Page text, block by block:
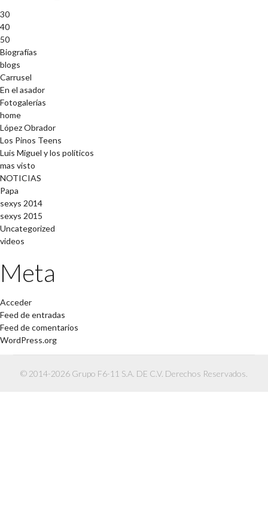
30
40
50
Biografías
blogs
Carrusel
En el asador
Fotogalerías
home
López Obrador
Los Pinos Teens
Luis Miguel y los políticos
mas visto
NOTICIAS
Papa
sexys 2014
sexys 2015
Uncategorized
videos
Meta
Acceder
Feed de entradas
Feed de comentarios
WordPress.org
© 2014-2026 Grupo F6-11 S.A. DE C.V. Derechos Reservados.